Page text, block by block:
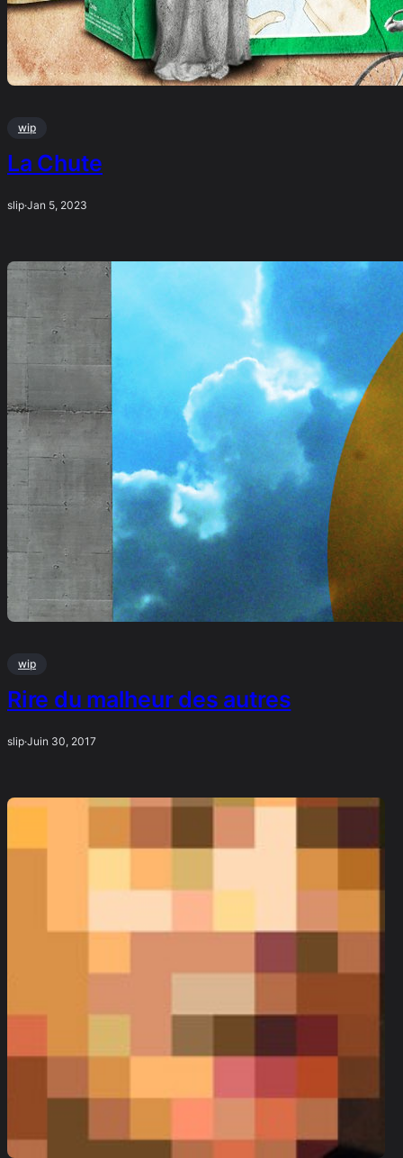
wip
La Chute
slip·Jan 5, 2023
wip
Rire du malheur des autres
slip·Juin 30, 2017